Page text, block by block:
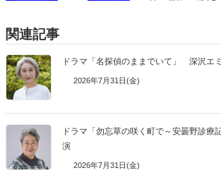
関連記事
ドラマ「名探偵のままでいて」 深沢
2026年7月31日(金)
ドラマ「勿忘草の咲く町で～安曇野診
演
2026年7月31日(金)